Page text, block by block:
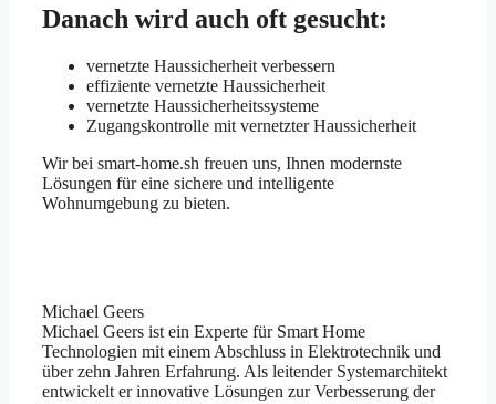
Danach wird auch oft gesucht:
vernetzte Haussicherheit verbessern
effiziente vernetzte Haussicherheit
vernetzte Haussicherheitssysteme
Zugangskontrolle mit vernetzter Haussicherheit
Wir bei smart-home.sh freuen uns, Ihnen modernste
Lösungen für eine sichere und intelligente
Wohnumgebung zu bieten.
Michael Geers
Michael Geers ist ein Experte für Smart Home
Technologien mit einem Abschluss in Elektrotechnik und
über zehn Jahren Erfahrung. Als leitender Systemarchitekt
entwickelt er innovative Lösungen zur Verbesserung der